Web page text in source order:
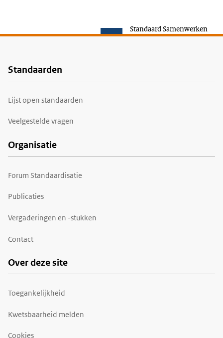
Standaard Samenwerken
Voet
Standaarden
Lijst open standaarden
Veelgestelde vragen
Organisatie
Forum Standaardisatie
Publicaties
Vergaderingen en -stukken
Contact
Over deze site
Toegankelijkheid
Kwetsbaarheid melden
Cookies